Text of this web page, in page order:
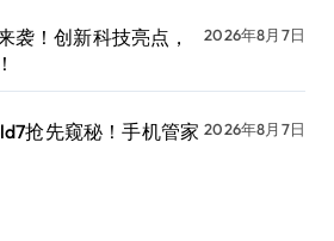
袭！创新科技亮点，
2026年8月7日
抢先窥秘！手机管家 2026年8月7日